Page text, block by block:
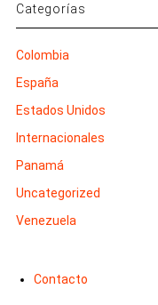
Categorías
Colombia
España
Estados Unidos
Internacionales
Panamá
Uncategorized
Venezuela
Contacto